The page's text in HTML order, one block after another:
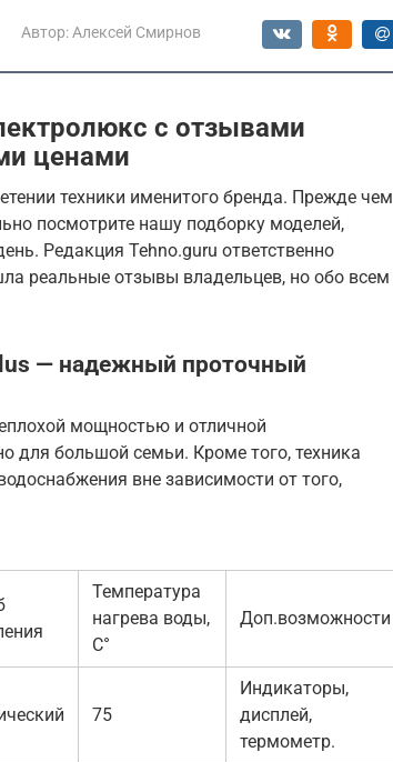
Автор: Алексей Смирнов
с отзывами
ценами
техники именитого бренда. Прежде чем
посмотрите нашу подборку моделей,
Редакция Tehno.guru ответственно
реальные отзывы владельцев, но обо всем
— надежный проточный
мощностью и отличной
для большой семьи. Кроме того, техника
вне зависимости от того,
Температура
нагрева воды,
С°
Доп.возможности
75
Индикаторы,
дисплей,
термометр.